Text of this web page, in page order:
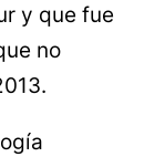
y que fue
no